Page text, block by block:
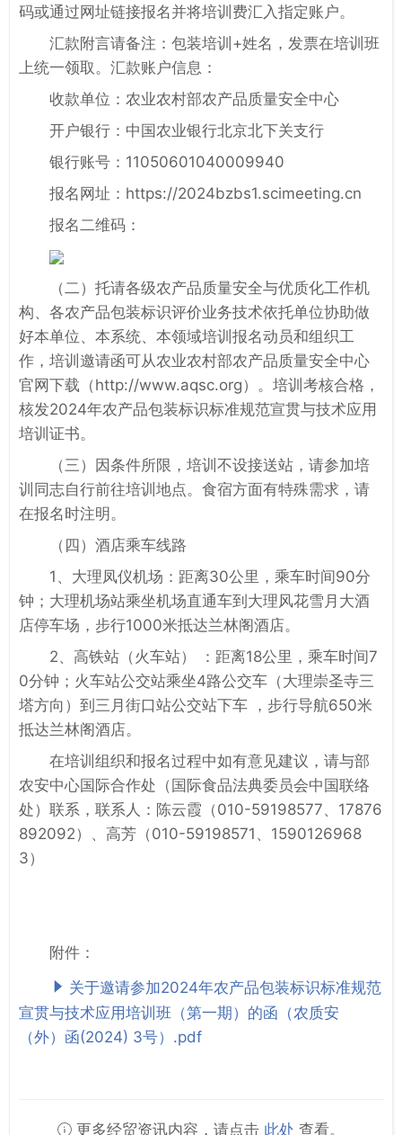
码或通过网址链接报名并将培训费汇入指定账户。
汇款附言请备注：包装培训+姓名，发票在培训班
上统一领取。汇款账户信息：
收款单位：农业农村部农产品质量安全中心
开户银行：中国农业银行北京北下关支行
银行账号：11050601040009940
报名网址：https://2024bzbs1.scimeeting.cn
报名二维码：
（二）托请各级农产品质量安全与优质化工作机
构、各农产品包装标识评价业务技术依托单位协助做
好本单位、本系统、本领域培训报名动员和组织工
作，培训邀请函可从农业农村部农产品质量安全中心
官网下载（http://www.aqsc.org）。培训考核合格，
核发2024年农产品包装标识标准规范宣贯与技术应用
培训证书。
（三）因条件所限，培训不设接送站，请参加培
训同志自行前往培训地点。食宿方面有特殊需求，请
在报名时注明。
（四）酒店乘车线路
1、大理凤仪机场：距离30公里，乘车时间90分
钟；大理机场站乘坐机场直通车到大理风花雪月大酒
店停车场，步行1000米抵达兰林阁酒店。
2、高铁站（火车站） ：距离18公里，乘车时间7
0分钟；火车站公交站乘坐4路公交车（大理崇圣寺三
塔方向）到三月街口站公交站下车 ，步行导航650米
抵达兰林阁酒店。
在培训组织和报名过程中如有意见建议，请与部
农安中心国际合作处（国际食品法典委员会中国联络
处）联系，联系人：陈云霞（010-59198577、17876
892092）、高芳（010-59198571、1590126968
3）
附件：
关于邀请参加2024年农产品包装标识标准规范
宣贯与技术应用培训班（第一期）的函（农质安
（外）函(2024) 3号）.pdf
更多经贸资讯内容，请点击 此处 查看。